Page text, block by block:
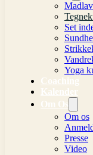
Set
Yoga
Coaching
Kalender
Om Os
Om os
Presse
Video